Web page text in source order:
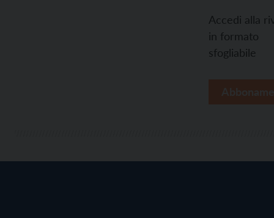
Accedi alla
in formato
sfogliabile